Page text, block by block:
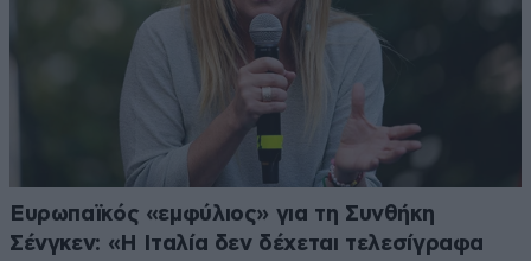
Ευρωπαϊκός «εμφύλιος» για τη Συνθήκη
Σένγκεν: «Η Ιταλία δεν δέχεται τελεσίγραφα